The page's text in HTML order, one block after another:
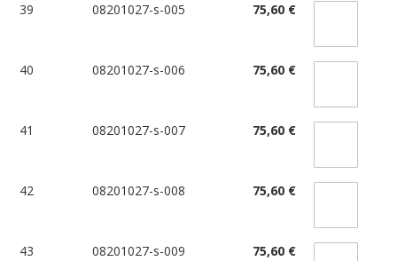
39 08201027-s-005 75,60 €
40 08201027-s-006 75,60 €
41 08201027-s-007 75,60 €
42 08201027-s-008 75,60 €
43 08201027-s-009 75,60 €